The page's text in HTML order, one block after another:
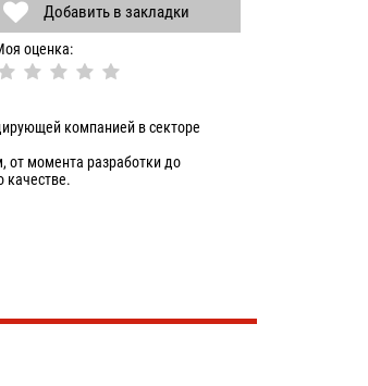
Добавить в закладки
оценка:
компанией в секторе
момента разработки до
качестве.